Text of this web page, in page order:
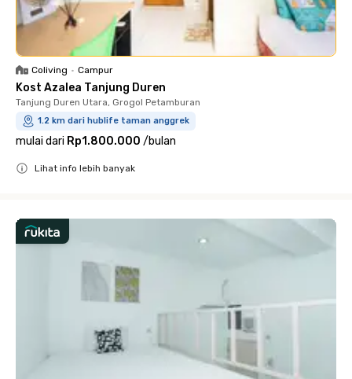
Coliving • Campur
Kost Azalea Tanjung Duren
Tanjung Duren Utara, Grogol Petamburan
1.2 km dari hublife taman anggrek
mulai dari Rp1.800.000 /bulan
Lihat info lebih banyak